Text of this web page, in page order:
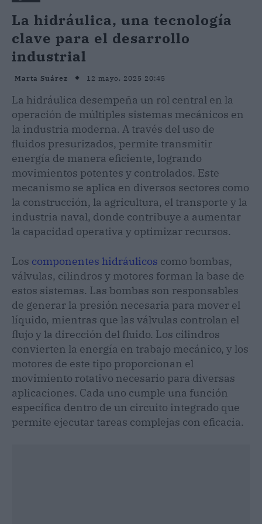
La hidráulica, una tecnología
clave para el desarrollo
industrial
Marta Suárez 12 mayo, 2025 20:45
La hidráulica desempeña un rol central en la
operación de múltiples sistemas mecánicos en
la industria moderna. A través del uso de
fluidos presurizados, permite transmitir
energía de manera eficiente, logrando
movimientos potentes y controlados. Este
mecanismo se aplica en diversos sectores como
la construcción, la agricultura, el transporte y la
industria naval, donde contribuye a aumentar
la capacidad operativa y optimizar recursos.
Los componentes hidráulicos como bombas,
válvulas, cilindros y motores forman la base de
estos sistemas. Las bombas son responsables
de generar la presión necesaria para mover el
líquido, mientras que las válvulas controlan el
flujo y la dirección del fluido. Los cilindros
convierten la energía en trabajo mecánico, y los
motores de este tipo proporcionan el
movimiento rotativo necesario para diversas
aplicaciones. Cada uno cumple una función
específica dentro de un circuito integrado que
permite ejecutar tareas complejas con eficacia.